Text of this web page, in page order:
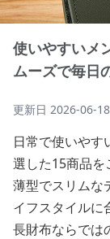
使いやすいメ
ムーズで毎日
更新日 2026-06-18
日常で使いやす
選した15商品を
薄型でスリムな
イフスタイルに
長財布ならでは